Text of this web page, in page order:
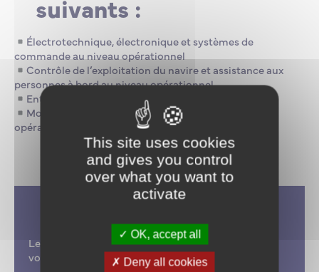
suivants :
Électrotechnique, électronique et systèmes de
commande au niveau opérationnel
Contrôle de l’exploitation du navire et assistance aux
personnes à bord au niveau opérationnel
Entretien et réparation au niveau opérationnel
Module national électrotechnique au niveau
opérationnel.
Les candidatures sont déjà ouvertes, vous pouvez
vous inscrire surhttp://www.supmaritime.fr
This site uses cookies
and gives you control
over what you want to
activate
OK, accept all
Deny all cookies